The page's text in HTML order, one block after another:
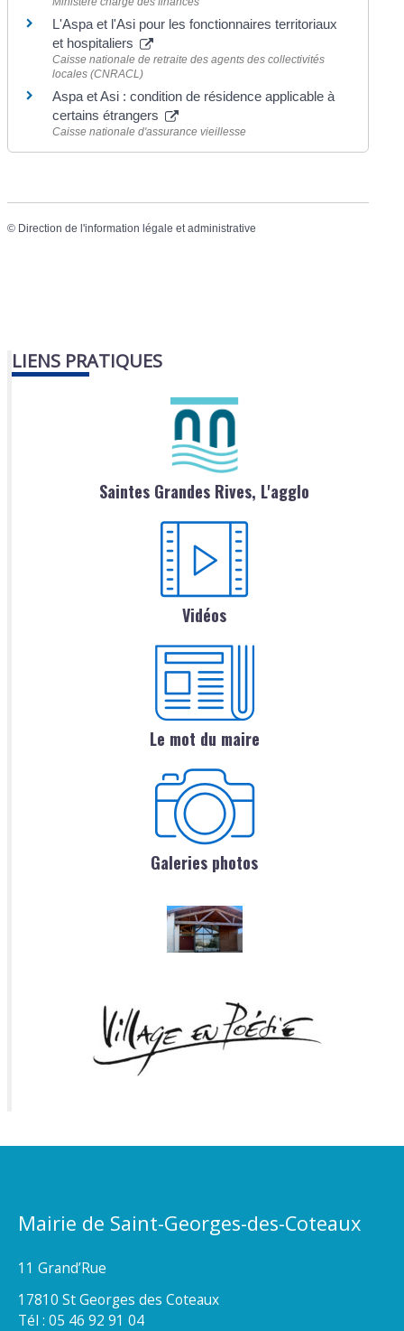
L'Aspa et l'Asi pour les fonctionnaires territoriaux
et hospitaliers
Caisse nationale de retraite des agents des collectivités
locales (CNRACL)
Aspa et Asi : condition de résidence applicable à
certains étrangers
Caisse nationale d'assurance vieillesse
© Direction de l'information légale et administrative
LIENS PRATIQUES
Saintes Grandes Rives, L'agglo
Vidéos
Le mot du maire
Galeries photos
Mairie de Saint-Georges-des-Coteaux
11 Grand’Rue
17810 St Georges des Coteaux
Tél : 05 46 92 91 04